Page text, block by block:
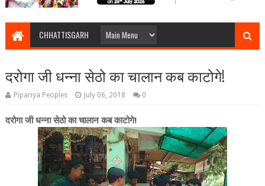
CHHATTISGARH
दरोगा जी धन्ना सेठो का चालान कब काटोगे!
Pipariya Peoples July 06, 2018 0
दरोगा जी धन्ना सेठो का चालान कब काटोगे!